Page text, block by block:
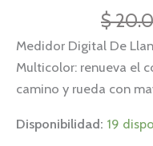
$
Medidor Digital De
Multicolor: renueva el
camino y rueda con
Disponibilidad: 19